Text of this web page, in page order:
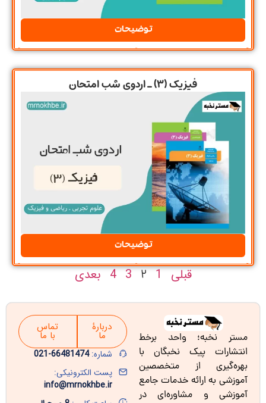
توضیحات
فیزیک (3) ـ اردوی شب امتحان
توضیحات
قبلی 1
2
3
4 بعدی
مستر نخبه؛ واحد برخط
انتشارات پیک نخبگان با
بهره‌گیری از متخصصین
آموزشی به ارائه خدمات جامع
آموزشی و مشاوره‌ای در
دربارۀ
ما
تماس
با ما
شماره:66481474-021
پست الکترونیکی:
info@mrnokhbe.ir